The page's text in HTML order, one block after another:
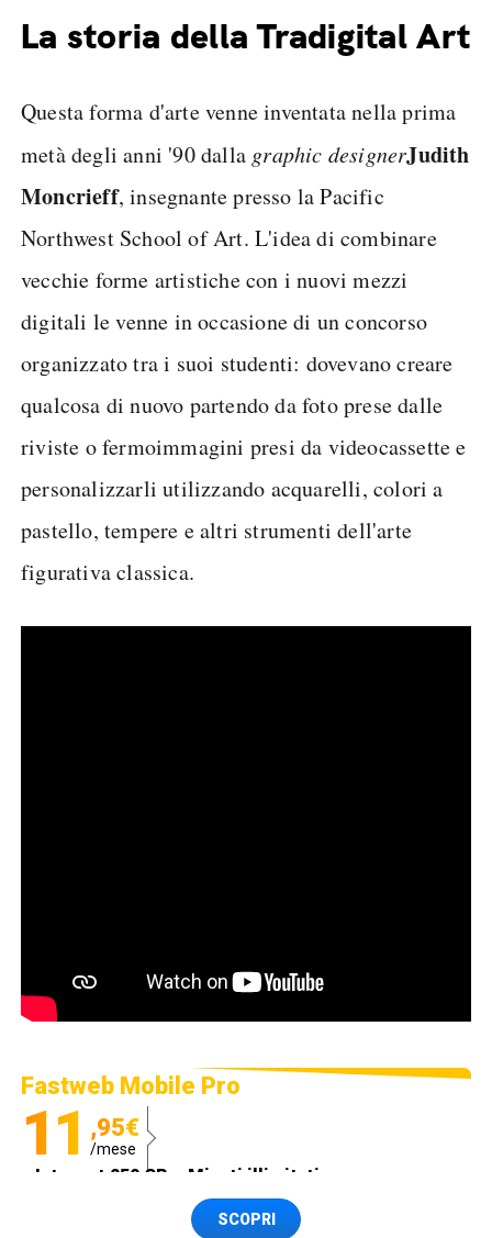
La storia della Tradigital Art
Questa forma d'arte venne inventata nella prima
metà degli anni '90 dallagraphic designerJudith
Moncrieff, insegnante presso la Pacific
Northwest School of Art. L'idea di combinare
vecchie forme artistiche con i nuovi mezzi
digitali le venne in occasione di un concorso
organizzato tra i suoi studenti: dovevano creare
qualcosa di nuovo partendo da foto prese dalle
riviste o fermoimmagini presi da videocassette e
personalizzarli utilizzando acquarelli, colori a
pastello, tempere e altri strumenti dell'arte
figurativa classica.
Fastweb Mobile Pro
11 ,95€
/mese
Internet 250 GB e Minuti illimitati
Spedizione SIM GRATISSCOPRI